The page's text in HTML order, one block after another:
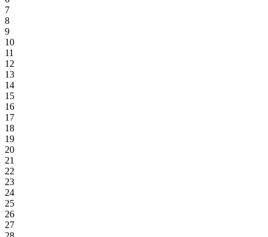
7
8
9
10
11
12
13
14
15
16
17
18
19
20
21
22
23
24
25
26
27